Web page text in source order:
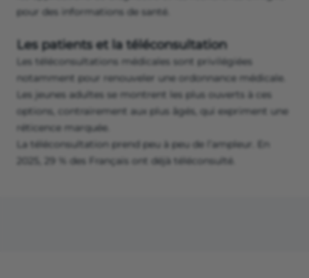
pour des informations de santé.
Les patients et la téléconsultation
Les téléconsultations médicales sont privilégiées
notamment pour renouveler une ordonnance médicale.
Les jeunes adultes se montrent les plus ouverts à ces
options, contrairement aux plus âgés, qui expriment une
réticence marquée.
La téléconsultation prend peu à peu de l’ampleur. En
2025, 29 % des Français ont déjà téléconsulté.